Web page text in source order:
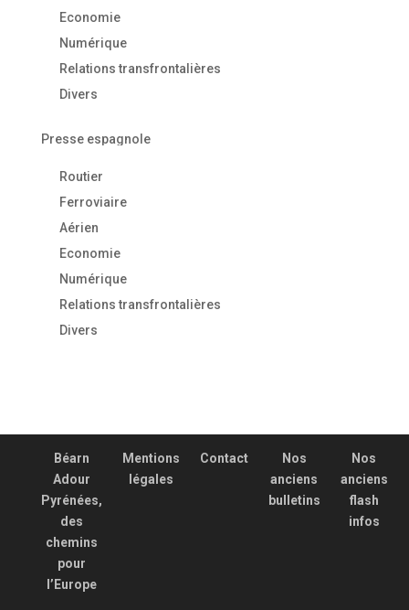
Economie
Numérique
Relations transfrontalières
Divers
Presse espagnole
Routier
Ferroviaire
Aérien
Economie
Numérique
Relations transfrontalières
Divers
Béarn
Adour
Pyrénées,
des
chemins
pour
l’Europe
Mentions
légales
Contact
Nos
anciens
bulletins
Nos
anciens
flash
infos